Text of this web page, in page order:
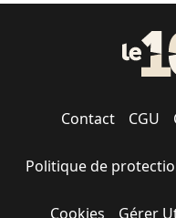
Contact CGU
Politique de
Cookies Gérer